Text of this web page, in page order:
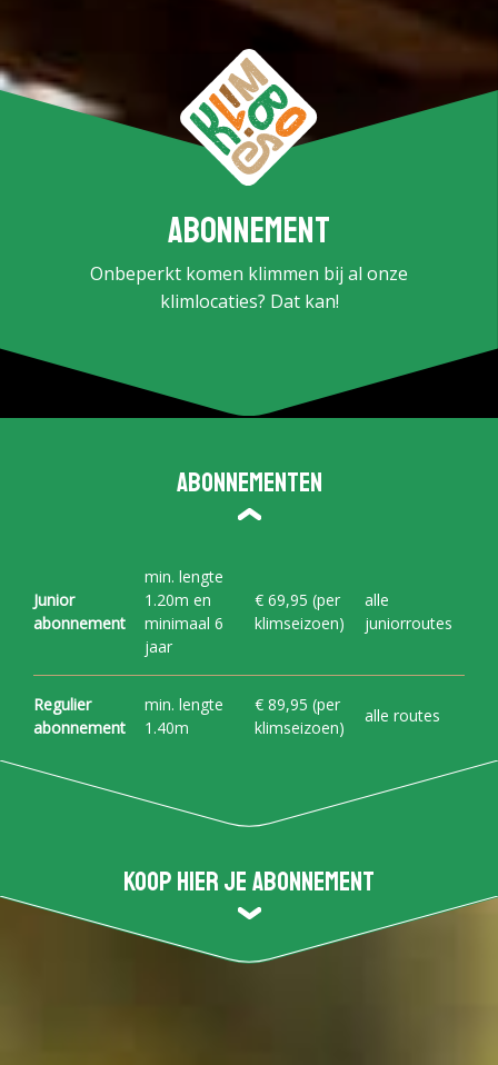
Abonnement
Onbeperkt komen klimmen bij al onze
klimlocaties? Dat kan!
Abonnementen
Junior
abonnement
min. lengte
1.20m en
minimaal 6
jaar
€ 69,95 (per
klimseizoen)
alle
juniorroutes
Regulier
abonnement
min. lengte
1.40m
€ 89,95 (per
klimseizoen)
alle routes
Koop hier je abonnement